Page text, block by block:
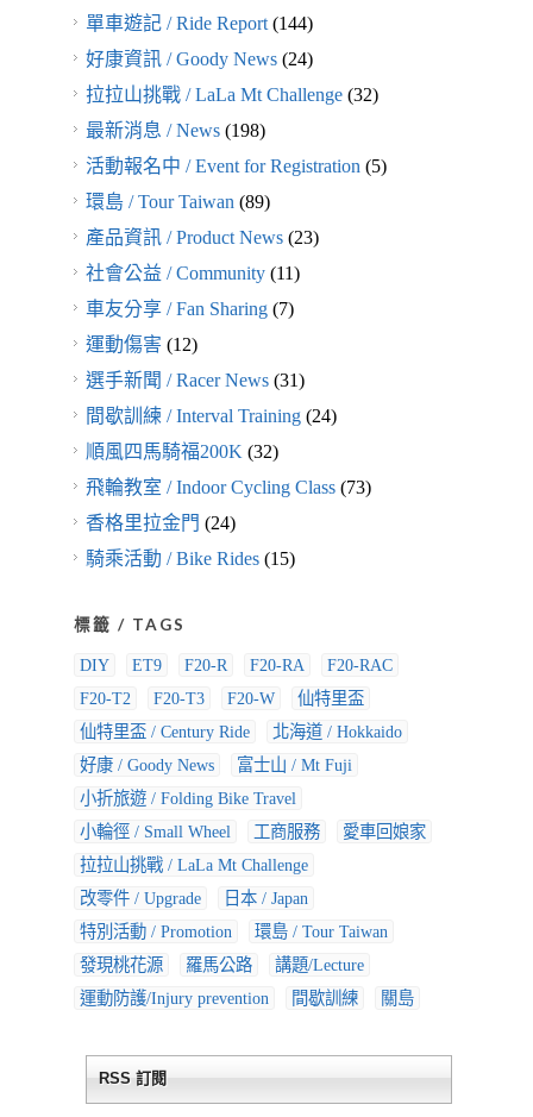
單車遊記 / Ride Report(144)
好康資訊 / Goody News(24)
拉拉山挑戰 / LaLa Mt Challenge(32)
最新消息 / News(198)
活動報名中 / Event for Registration(5)
環島 / Tour Taiwan(89)
產品資訊 / Product News(23)
社會公益 / Community(11)
車友分享 / Fan Sharing(7)
運動傷害(12)
選手新聞 / Racer News(31)
間歇訓練 / Interval Training(24)
順風四馬騎福200K(32)
飛輪教室 / Indoor Cycling Class(73)
香格里拉金門 (24)
騎乘活動 / Bike Rides(15)
標籤 / TAGS
DIY ET9 F20-R F20-RA
F20-RAC
F20-T2
F20-T3 F20-W
仙特里盃
仙特里盃 / Century Ride
北海道 / Hokkaido
好康 / Goody News
富士山 / Mt Fuji
小折旅遊 / Folding Bike Travel
小輪徑 / Small Wheel
工商服務
愛車回娘家
拉拉山挑戰 / LaLa Mt Challenge
改零件 / Upgrade
日本 / Japan
特別活動 / Promotion
環島 / Tour Taiwan
發現桃花源
羅馬公路
講題/Lecture
運動防護/Injury prevention
間歇訓練 關島
RSS 訂閱